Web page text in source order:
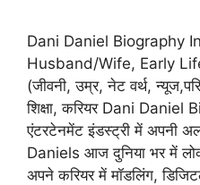
Dani Daniel Biography
Husband/Wife, Early
(जीवनी, उम्र, नेट वर्थ,
शिक्षा, करियर Dani
एंटरटेनमेंट इंडस्ट्री में अपनी
Daniels आज दुनिया भर में
अपने करियर में मॉडलिंग,